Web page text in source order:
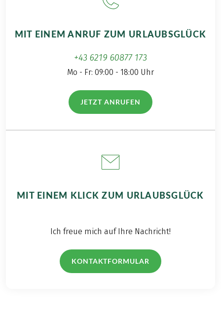
Partnerreise.
MIT EINEM ANRUF ZUM URLAUBSGLÜCK
+43 6219 60877 173
Mo - Fr: 09:00 - 18:00 Uhr
JETZT ANRUFEN(LINK ÖFFNET IN NEUEM TAB)
MIT EINEM KLICK ZUM URLAUBSGLÜCK
Ich freue mich auf Ihre Nachricht!
KONTAKTFORMULAR